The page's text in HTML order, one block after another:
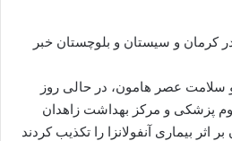
از مرگ 22 تن در کرمان و سیستان و بلوچستان خبر
سلامت عصر هامون، در حالی روز
پزشکی و مرکز بهداشت زاهدان
اثر بیماری آنفولانزا را تکذیب کردند